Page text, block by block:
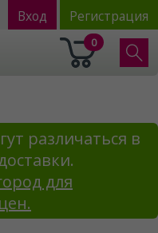
Вход Регистрация
0
различаться в
для